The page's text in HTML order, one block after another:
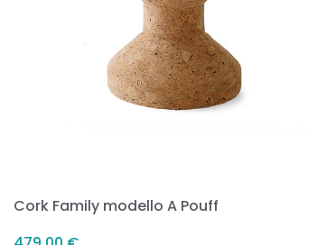
Cork Family modello A Pouff